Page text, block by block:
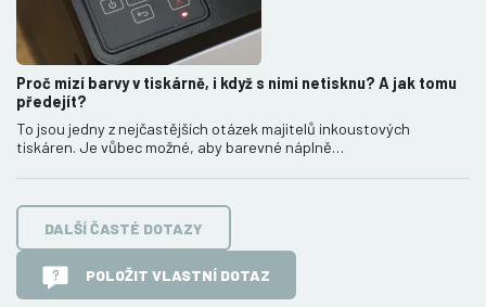
Proč mizí barvy v tiskárně, i když s nimi netisknu? A jak tomu
předejít?
To jsou jedny z nejčastějších otázek majitelů inkoustových
tiskáren. Je vůbec možné, aby barevné náplně…
DALŠÍ ČASTÉ DOTAZY
POLOŽIT VLASTNÍ DOTAZ